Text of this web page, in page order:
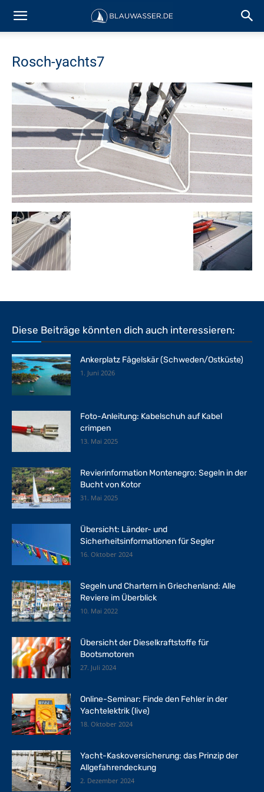
Rosch-yachts7
Diese Beiträge könnten dich auch interessieren:
Ankerplatz Fågelskär (Schweden/Ostküste)
1. Juni 2026
Foto-Anleitung: Kabelschuh auf Kabel
crimpen
13. Mai 2025
Revierinformation Montenegro: Segeln in der
Bucht von Kotor
31. Mai 2025
Übersicht: Länder- und
Sicherheitsinformationen für Segler
16. Oktober 2024
Segeln und Chartern in Griechenland: Alle
Reviere im Überblick
10. Mai 2022
Übersicht der Dieselkraftstoffe für
Bootsmotoren
27. Juli 2024
Online-Seminar: Finde den Fehler in der
Yachtelektrik (live)
18. Oktober 2024
Yacht-Kaskoversicherung: das Prinzip der
Allgefahrendeckung
2. Dezember 2024